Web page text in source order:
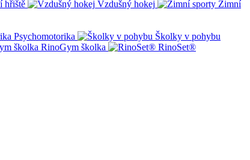
hřiště Vzdušný hokej
Zimní
Psychomotorika
Školky v pohybu
RinoGym školka
RinoSet®